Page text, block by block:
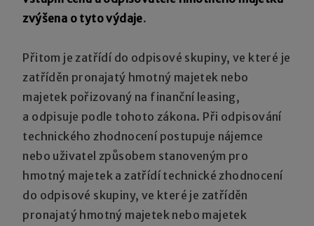
zvýšena o tyto výdaje.
Přitom je zatřídí do odpisové skupiny, ve které je
zatříděn pronajatý hmotný majetek nebo
majetek pořizovaný na finanční leasing,
a odpisuje podle tohoto zákona. Při odpisování
technického zhodnocení postupuje nájemce
nebo uživatel způsobem stanoveným pro
hmotný majetek a zatřídí technické zhodnocení
do odpisové skupiny, ve které je zatříděn
pronajatý hmotný majetek nebo majetek